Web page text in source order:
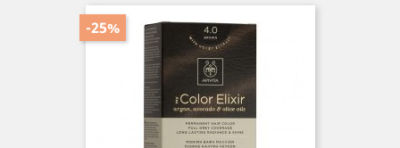
-25%